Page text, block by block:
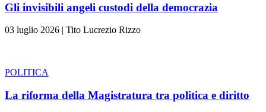
Gli invisibili angeli custodi della democrazia
03 luglio 2026 | Tito Lucrezio Rizzo
POLITICA
La riforma della Magistratura tra politica e diritto